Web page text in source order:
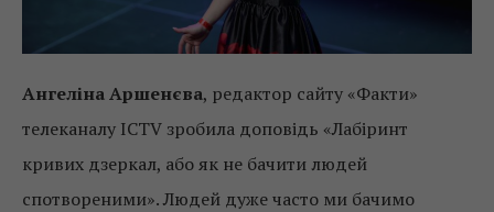
Ангеліна Аршенєва, редактор сайту «Факти»
телеканалу ICTV зробила доповідь «Лабіринт
кривих дзеркал, або як не бачити людей
спотвореними». Людей дуже часто ми бачимо